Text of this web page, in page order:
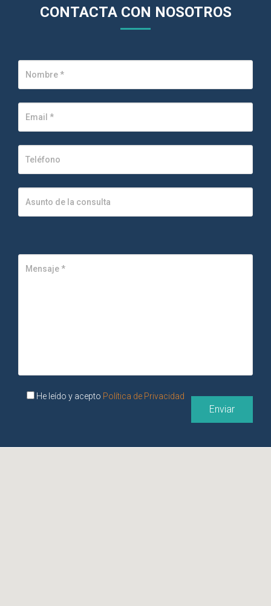
CONTACTA CON NOSOTROS
He leído y acepto Política de Privacidad